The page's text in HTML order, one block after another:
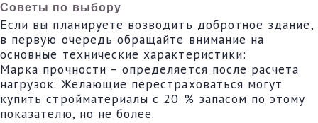
Советы по выбору
Если вы планируете возводить добротное здание,
в первую очередь обращайте внимание на
основные технические характеристики:
Марка прочности – определяется после расчета
нагрузок. Желающие перестраховаться могут
купить стройматериалы с 20 % запасом по этому
показателю, но не более.